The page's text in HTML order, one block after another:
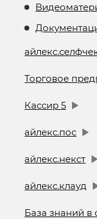
Торговое
Кассир 5
айлекс.пос
айлекс.некст
айлекс.клауд
База знаний в